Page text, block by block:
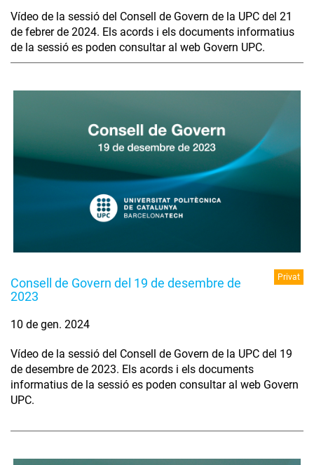
Vídeo de la sessió del Consell de Govern de la UPC del 21
de febrer de 2024. Els acords i els documents informatius
de la sessió es poden consultar al web Govern UPC.
Consell de Govern del 19 de desembre de
2023
Privat
10 de gen. 2024
Vídeo de la sessió del Consell de Govern de la UPC del 19
de desembre de 2023. Els acords i els documents
informatius de la sessió es poden consultar al web Govern
UPC.